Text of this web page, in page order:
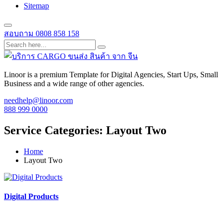
Sitemap
สอบถาม 0808 858 158
Linoor is a premium Template for Digital Agencies, Start Ups, Small
Business and a wide range of other agencies.
needhelp@linoor.com
888 999 0000
Service Categories: Layout Two
Home
Layout Two
Digital Products